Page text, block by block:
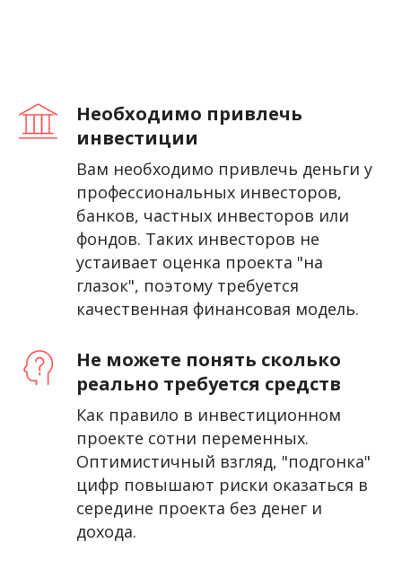
Необходимо привлечь
инвестиции
Вам необходимо привлечь деньги у
профессиональных инвесторов,
банков, частных инвесторов или
фондов. Таких инвесторов не
устаивает оценка проекта "на
глазок", поэтому требуется
качественная финансовая модель.
Не можете понять сколько
реально требуется средств
Как правило в инвестиционном
проекте сотни переменных.
Оптимистичный взгляд, "подгонка"
цифр повышают риски оказаться в
середине проекта без денег и
дохода.